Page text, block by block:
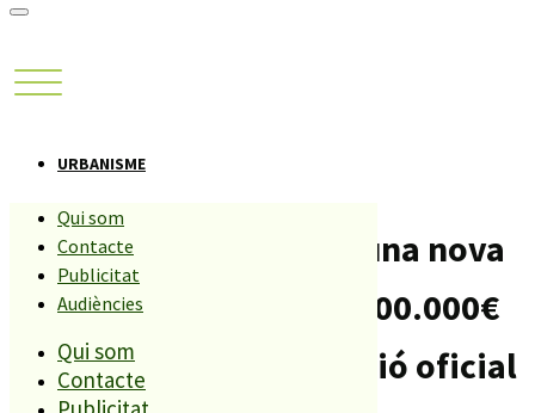
Qui som
Contacte
Publicitat
Audiències
Qui som
Contacte
URBANISME
L’Ajuntament demana una nova
subvenció de prop de 400.000€
per als pisos de protecció oficial